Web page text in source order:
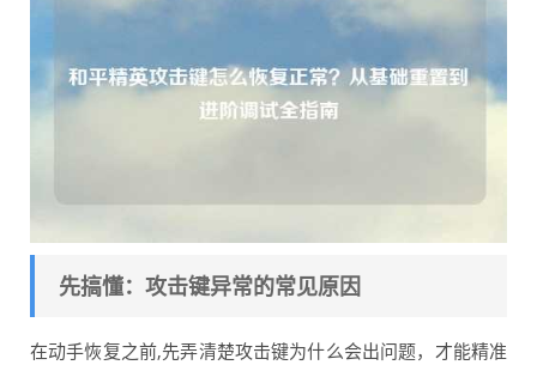
先搞懂：攻击键异常的常见原因
在动手恢复之前,先弄清楚攻击键为什么会出问题，才能精准